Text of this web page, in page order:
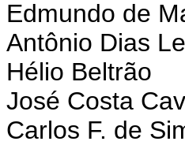
Edmundo de
Antônio Dias
Hélio Beltrão
José Costa
Carlos F. de